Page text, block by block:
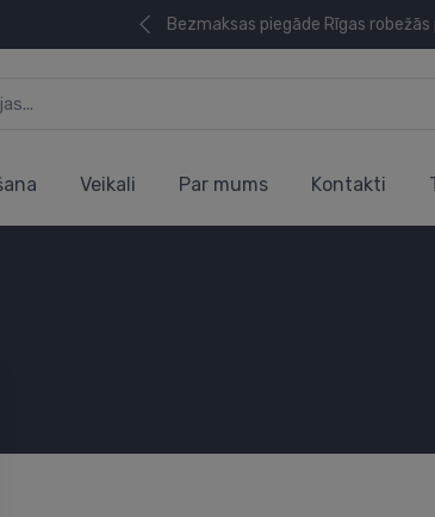
Bezmaksas piegāde Rīgas
Veikali Par mums Kontakti